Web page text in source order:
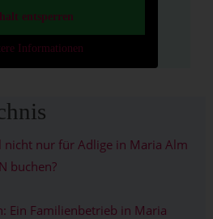
entsperren
Informationen
nicht nur für Adlige in Maria Alm
buchen?
Ein Familienbetrieb in Maria